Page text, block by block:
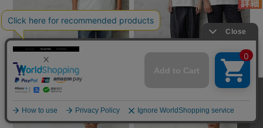
【即日出荷対応】PAYDAY ペイデイ PD8-C
ST-5 STANDARD 2-PACK TEE 2パック 半
袖 Tシャツ【キャンペーン対象外】【TB】
¥5,830
★カートで割引対象品★【即日出荷対応】H
anes ヘインズ HM1-X201（HM1-D201） Ha
nes T-SHIRTS SHIRO クルーネック 半袖 T
シャツ【Sx】【TB】
¥2,970(税込)